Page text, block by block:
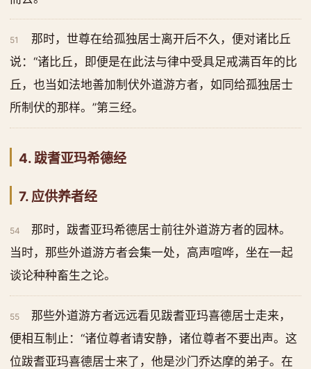
51
那时，世尊在给孤独居士离开后不久，便对诸比丘
说：“诸比丘，即便是在此法与律中受具足戒满百年的比
丘，也当如法地善加制伏外道游方者，如同给孤独居士
所制伏的那样。”第三经。
4. 跋耆亚玛希德经
7. 应供养者经
54
那时，跋耆亚玛希德居士前往外道游方者的园林。
当时，那些外道游方者会集一处，高声喧哗，坐在一起
谈论种种畜生之论。
55
那些外道游方者远远看见跋耆亚玛喜德居士走来，
便相互制止：“诸位尊者请安静，诸位尊者不要出声。这
位跋耆亚玛喜德居士来了，他是沙门乔达摩的弟子。在